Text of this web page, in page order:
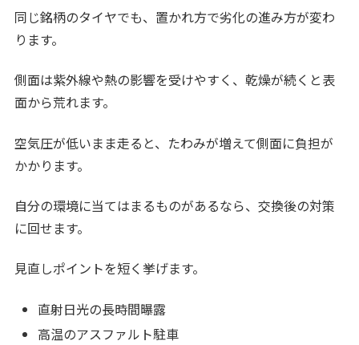
同じ銘柄のタイヤでも、置かれ方で劣化の進み方が変わ
ります。
側面は紫外線や熱の影響を受けやすく、乾燥が続くと表
面から荒れます。
空気圧が低いまま走ると、たわみが増えて側面に負担が
かかります。
自分の環境に当てはまるものがあるなら、交換後の対策
に回せます。
見直しポイントを短く挙げます。
直射日光の長時間曝露
高温のアスファルト駐車